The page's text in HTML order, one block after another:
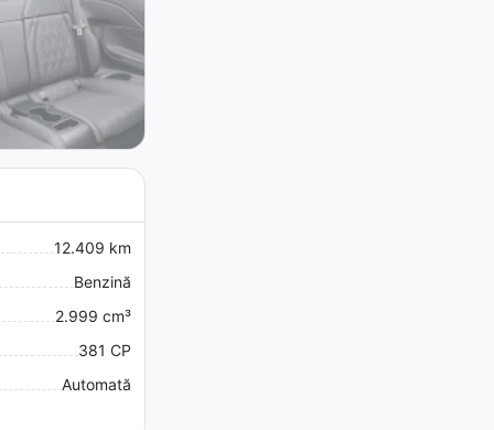
12.409 km
Benzină
2.999 cm³
381 CP
Automată